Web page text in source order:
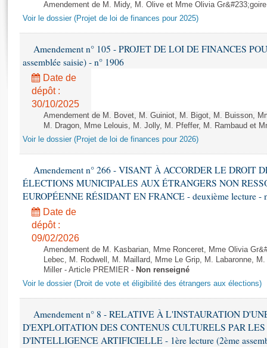
Rapports d'enquête
Rapports législatifs
Rapports sur l'application des lois
Baromètre de l’application des lois
Dossiers législatifs
Budget et sécurité sociale
Questions écrites et orales
Comptes rendus des débats
Anciennes législatures
Liens vers les sites publics
Amendement de M. Midy, M. Olive et Mme Olivia
Voir le dossier (Projet de loi de finances pour 2025)
Amendement n° 105 - PROJET DE LOI DE FINANCES
assemblée saisie) - n° 1906
Date de
dépôt :
30/10/2025
Amendement de M. Bovet, M. Guiniot, M. Bigot, M. Buisson,
M. Dragon, Mme Lelouis, M. Jolly, M. Pfeffer, M. Rambaud et
Voir le dossier (Projet de loi de finances pour 2026)
Amendement n° 266 - VISANT À ACCORDER LE DROIT
ÉLECTIONS MUNICIPALES AUX ÉTRANGERS NON
EUROPÉENNE RÉSIDANT EN FRANCE - deuxième lecture -
Date de
dépôt :
09/02/2026
Amendement de M. Kasbarian, Mme Ronceret, Mme Olivia
Lebec, M. Rodwell, M. Maillard, Mme Le Grip, M. Labaronne,
Miller - Article PREMIER - Non renseigné
Voir le dossier (Droit de vote et éligibilité des étrangers aux élections)
Amendement n° 8 - RELATIVE À L'INSTAURATION
D'EXPLOITATION DES CONTENUS CULTURELS PAR LES
D'INTELLIGENCE ARTIFICIELLE - 1ère lecture (2ème